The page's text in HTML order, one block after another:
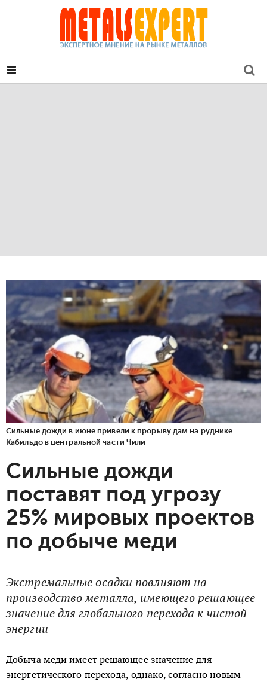
Сильные дожди в июне привели к прорыву дам на руднике
Кабильдо в центральной части Чили
Сильные дожди
поставят под угрозу
25% мировых проектов
по добыче меди
Экстремальные осадки повлияют на
производство металла, имеющего решающее
значение для глобального перехода к чистой
энергии
Добыча меди имеет решающее значение для
энергетического перехода, однако, согласно новым